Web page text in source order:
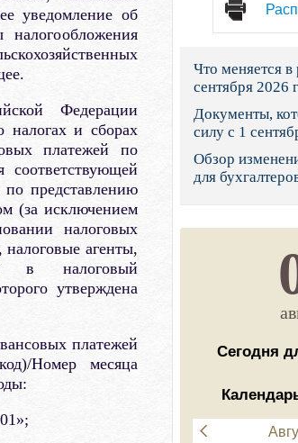
Суд общей юрисдикции
Федеральная налоговая
Фонд социального
Остальные ведомства
уведомление об
Федерации
налогах и сборах
платежей по
соответствующей
по представлению
(за исключением
налоговых
агенты,
в налоговый
утверждена
платежей
Номер месяца
Что меняется в
сентября 2026
Документы,
силу с 1
Обзор
для
Сегодня